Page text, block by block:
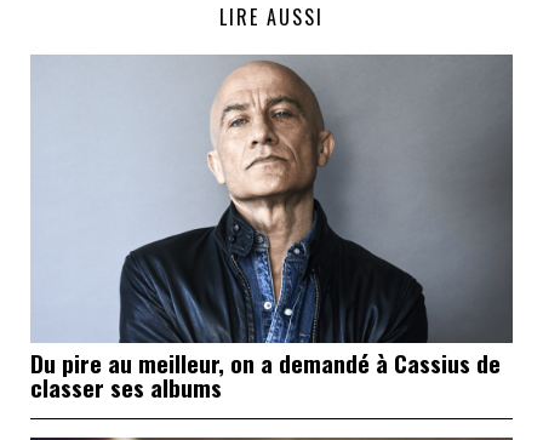
LIRE AUSSI
Du pire au meilleur, on a demandé à Cassius de
classer ses albums